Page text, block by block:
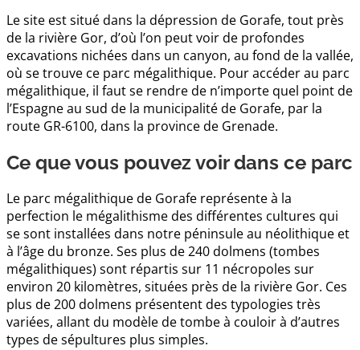
Le site est situé dans la dépression de Gorafe, tout près
de la rivière Gor, d’où l’on peut voir de profondes
excavations nichées dans un canyon, au fond de la vallée,
où se trouve ce parc mégalithique. Pour accéder au parc
mégalithique, il faut se rendre de n’importe quel point de
l’Espagne au sud de la municipalité de Gorafe, par la
route GR-6100, dans la province de Grenade.
Ce que vous pouvez voir dans ce parc
Le parc mégalithique de Gorafe représente à la
perfection le mégalithisme des différentes cultures qui
se sont installées dans notre péninsule au néolithique et
à l’âge du bronze. Ses plus de 240 dolmens (tombes
mégalithiques) sont répartis sur 11 nécropoles sur
environ 20 kilomètres, situées près de la rivière Gor. Ces
plus de 200 dolmens présentent des typologies très
variées, allant du modèle de tombe à couloir à d’autres
types de sépultures plus simples.